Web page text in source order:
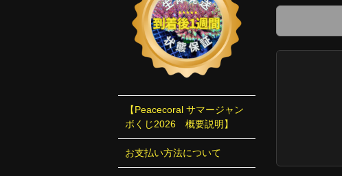
【Peacecoral サマージャン
ボくじ2026 概要説明】
お支払い方法について